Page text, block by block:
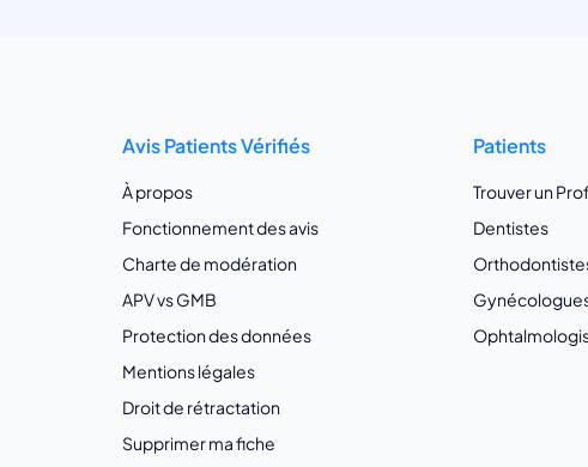
Avis Patients Vérifiés
À propos
Fonctionnement des avis
Charte de modération
APV vs GMB
Protection des données
Mentions légales
Droit de rétractation
Supprimer ma fiche
Patients
Trouver un
Dentistes